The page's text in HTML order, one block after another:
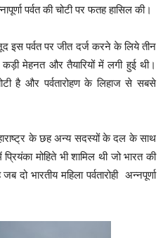
पर्वत की चोटी पर फतह हासिल की।
इस पर्वत पर जीत दर्ज करने के लिये तीन
मेहनत और तैयारियों में लगी हुई थी।
है और पर्वतारोहण के लिहाज से सबसे
महाराष्ट्र के छह अन्य सदस्यों के दल के साथ
मोहिते भी शामिल थी जो भारत की
दो भारतीय महिला पर्वतारोही अन्नपूर्णा